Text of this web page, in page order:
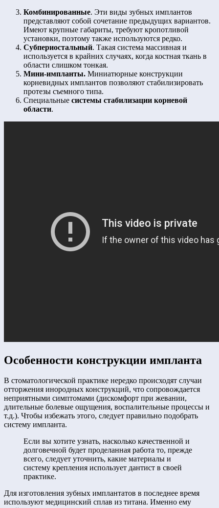
Комбинированные. Эти виды зубных имплантов
представляют собой сочетание предыдущих вариантов.
Имеют крупные габариты, требуют кропотливой
установки, поэтому также используются редко.
Субпериостальный. Такая система массивная и
используется в крайних случаях, когда костная ткань в
области слишком тонкая.
Мини-импланты. Миниатюрные конструкции
корневидных имплантов позволяют стабилизировать
протезы съемного типа.
Специальные системы стабилизации корневой
области.
Особенности конструкции импланта
В стоматологической практике нередко происходят случаи
отторжения инородных конструкций, что сопровождается
неприятными симптомами (дискомфорт при жевании,
длительные болевые ощущения, воспалительные процессы и
т.д.). Чтобы избежать этого, следует правильно подобрать
систему импланта.
Если вы хотите узнать, насколько качественной и
долговечной будет проделанная работа то, прежде
всего, следует уточнить, какие материалы и
систему крепления использует дантист в своей
практике.
Для изготовления зубных имплантатов в последнее время
используют медицинский сплав из титана. Именно ему